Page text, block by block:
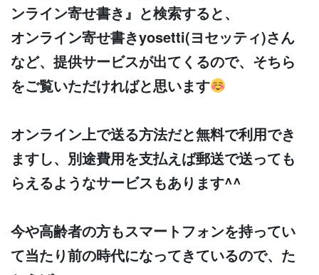
ンライン寄せ書き』と検索すると、
オンライン寄せ書きyosetti(ヨセッティ)さん
など、提供サービスが出てくるので、そちら
をご覧いただければと思います
オンライン上で送る方法だと無料で利用でき
ますし、別途費用を支払えば郵送で送っても
らえるようなサービスもあります^^
今や高齢者の方もスマートフォンを持ってい
て当たり前の時代になってきているので、た